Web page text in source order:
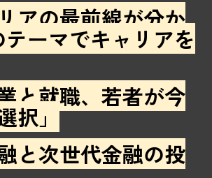
アの最前線が分か
テーマでキャリアを
と就職、若者が今
択」
と次世代金融の投